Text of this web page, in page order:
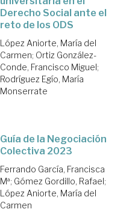
Derecho Social ante el
reto de los ODS
López Aniorte, María del
Carmen; Ortiz González-
Conde, Francisco Miguel;
Rodríguez Egío, María
Monserrate
Guía de la Negociación
Colectiva 2023
Ferrando García, Francisca
Mª; Gómez Gordillo, Rafael;
López Aniorte, María del
Carmen